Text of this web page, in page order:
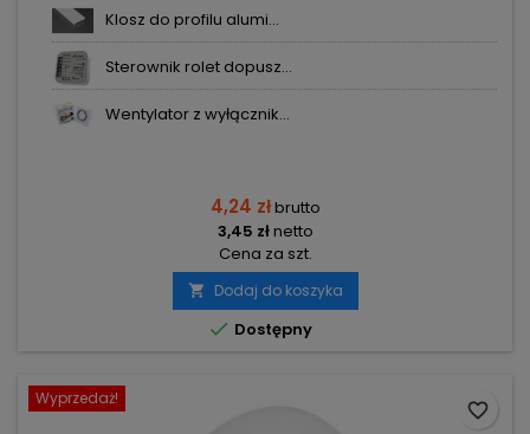
Klosz do profilu alumi...
Sterownik rolet dopusz...
Wentylator z wyłącznik...
4,24 złbrutto
3,45 złnetto
Cena za szt.
 Dodaj do koszyka
 Dostępny
Wyprzedaż!
favorite_border